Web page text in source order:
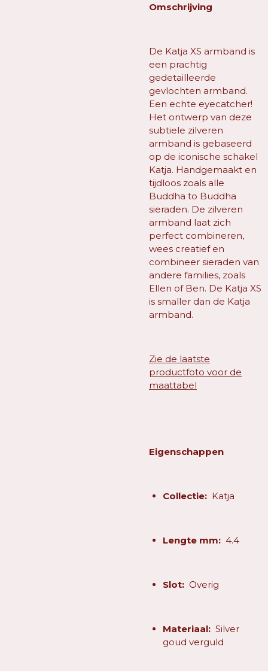
Omschrijving
De Katja XS armband is
een prachtig
gedetailleerde
gevlochten armband.
Een echte eyecatcher!
Het ontwerp van deze
subtiele zilveren
armband is gebaseerd
op de iconische schakel
Katja. Handgemaakt en
tijdloos zoals alle
Buddha to Buddha
sieraden. De zilveren
armband laat zich
perfect combineren,
wees creatief en
combineer sieraden van
andere families, zoals
Ellen of Ben. De Katja XS
is smaller dan de Katja
armband.
Zie de laatste
productfoto voor de
maattabel
Eigenschappen
Collectie:Katja
Lengte mm: 4.4
Slot:Overig
Materiaal: Silver
goud verguld